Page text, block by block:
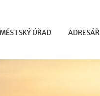
MĚSTSKÝ ÚŘAD ADRESÁŘ